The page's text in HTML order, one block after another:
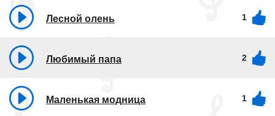
Лесной олень 1
Любимый папа 2
Маленькая модница 1